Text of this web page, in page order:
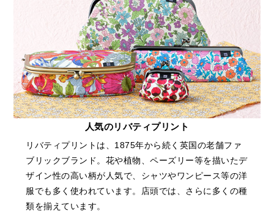
人気のリバティプリント
リバティプリントは、1875年から続く英国の老舗ファ
ブリックブランド。花や植物、ペーズリー等を描いたデ
ザイン性の高い柄が人気で、シャツやワンピース等の洋
服でも多く使われています。店頭では、さらに多くの種
類を揃えています。